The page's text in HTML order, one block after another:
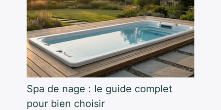
Spa de nage : le guide complet
pour bien choisir